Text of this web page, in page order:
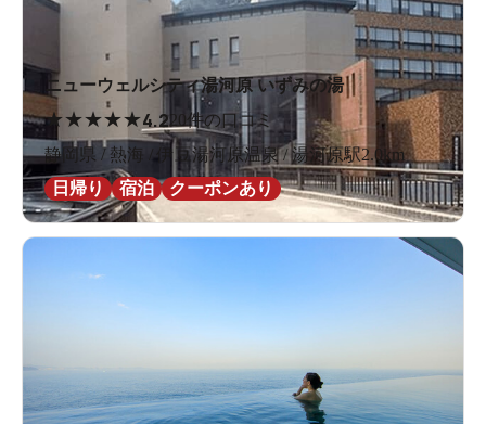
ニューウェルシティ湯河原 いずみの湯
★★★★★4.2 20件の口コミ
静岡県 / 熱海 / 伊豆湯河原温泉 / 湯河原駅2.0km
日帰り
宿泊 クーポンあり